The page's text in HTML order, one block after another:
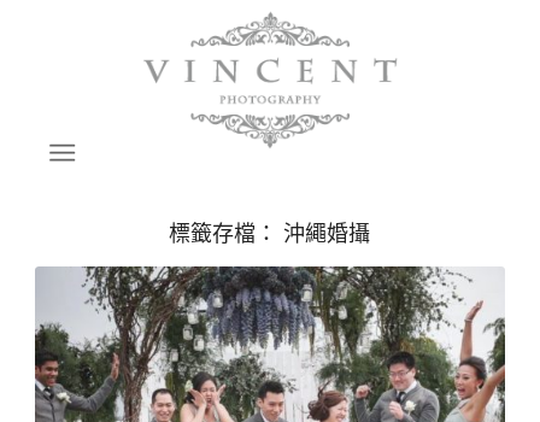
標籤存檔： 沖繩婚攝